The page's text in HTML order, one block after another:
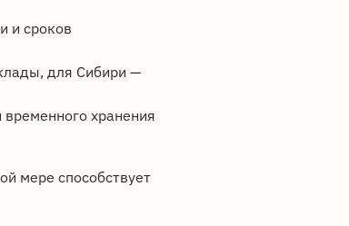
и сроков
для Сибири —
хранения
мере способствует